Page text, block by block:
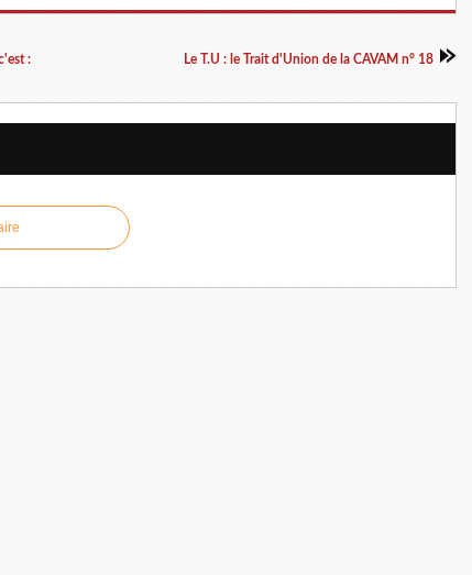
: Le T.U : le Trait d'Union de la CAVAM n° 18